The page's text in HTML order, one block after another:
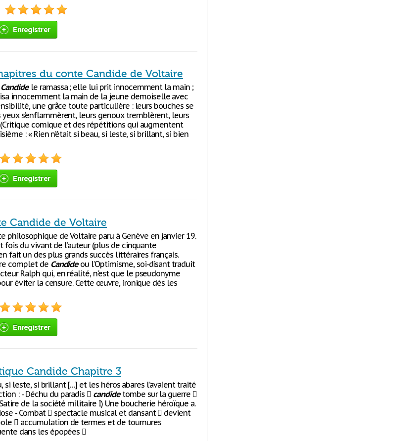
Enregistrer
du conte Candide de Voltaire
Candidele ramassa ; elle lui prit innocemment la main ;
innocemment la main de la jeune demoiselle avec
une grâce toute particulière : leurs bouches se
s’enflammèrent, leurs genoux tremblèrent, leurs
(Critique comique et des répétitions qui augmentent
: « Rien n’était si beau, si leste, si brillant, si bien
Enregistrer
Candide de Voltaire
philosophique de Voltaire paru à Genève en janvier 19.
du vivant de l’auteur (plus de cinquante
fait un des plus grands succès littéraires français.
complet de Candideou l'Optimisme, soi-disant traduit
Ralph qui, en réalité, n'est que le pseudonyme
éviter la censure. Cette œuvre, ironique dès les
Enregistrer
Candide Chapitre 3
si leste, si brillant […] et les héros abares l’avaient traité
: - Déchu du paradis  candidetombe sur la guerre 
de la société militaire I) Une boucherie héroïque a.
- Combat  spectacle musical et dansant  devient
 accumulation de termes et de tournures
dans les épopées 